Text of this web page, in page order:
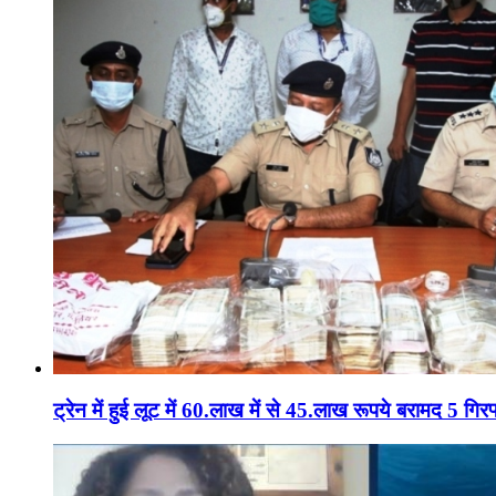
ट्रेन में हुई लूट में 60.लाख में से 45.लाख रूपये बरामद 5